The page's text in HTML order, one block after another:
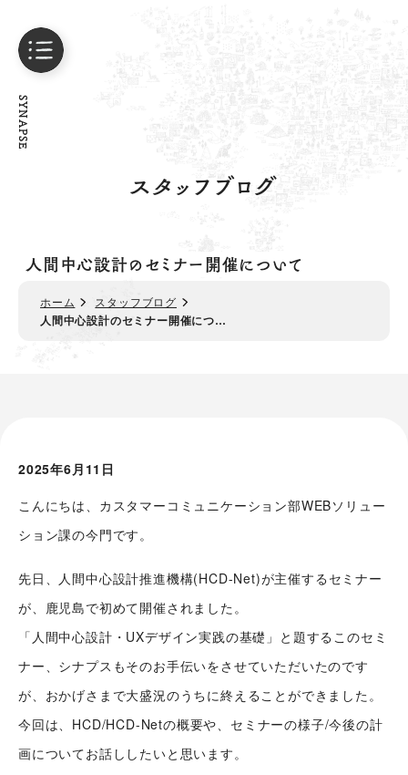
スタッフブログ
人間中心設計のセミナー開催について
ホーム スタッフブログ
人間中心設計のセミナー開催につ…
2025年6月11日
こんにちは、カスタマーコミュニケーション部WEBソリュー
ション課の今門です。
先日、人間中心設計推進機構(HCD-Net)が主催するセミナー
が、鹿児島で初めて開催されました。
「人間中心設計・UXデザイン実践の基礎」と題するこのセミ
ナー、シナプスもそのお手伝いをさせていただいたのです
が、おかげさまで大盛況のうちに終えることができました。
今回は、HCD/HCD-Netの概要や、セミナーの様子/今後の計
画についてお話ししたいと思います。
SYNAPSE